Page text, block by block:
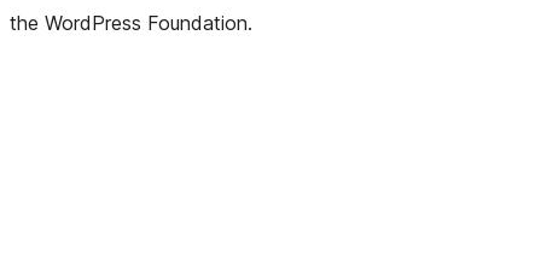
the WordPress Foundation.